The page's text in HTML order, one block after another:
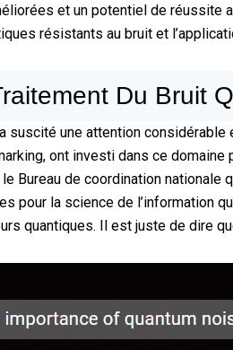
et un potentiel de réussite
résistants au bruit et
Du Bruit
suscité une attention
ont investi dans ce
Bureau de coordination
pour la science de l’information
quantiques. Il est juste de dire